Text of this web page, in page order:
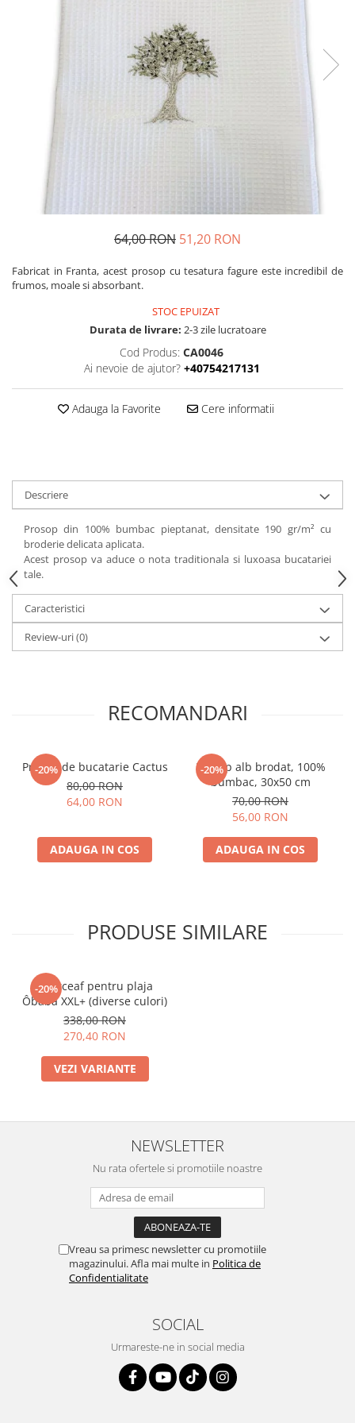
64,00 RON 51,20 RON
Fabricat in Franta, acest prosop cu tesatura fagure este incredibil de
frumos, moale si absorbant.
STOC EPUIZAT
Durata de livrare: 2-3 zile lucratoare
Cod Produs: CA0046
Ai nevoie de ajutor? +40754217131
Adauga la Favorite Cere informatii
Descriere
Prosop din 100% bumbac pieptanat, densitate 190 gr/m² cu
broderie delicata aplicata.
Acest prosop va aduce o nota traditionala si luxoasa bucatariei
tale.
Caracteristici
Review-uri(0)
RECOMANDARI
-20%
Prosop de bucatarie Cactus
80,00 RON
64,00 RON
ADAUGA IN COS
-20%
Prosop alb brodat, 100%
bumbac, 30x50 cm
70,00 RON
56,00 RON
ADAUGA IN COS
PRODUSE SIMILARE
-20%
Cearceaf pentru plaja
Ôbaba XXL+ (diverse culori)
338,00 RON
270,40 RON
VEZI VARIANTE
NEWSLETTER
Nu rata ofertele si promotiile noastre
Vreau sa primesc newsletter cu promotiile
magazinului. Afla mai multe in Politica de
Confidentialitate
SOCIAL
Urmareste-ne in social media